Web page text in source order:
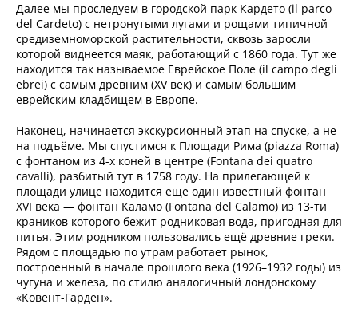
Далее мы проследуем в городской парк Кардето (il parco
del Cardeto) с нетронутыми лугами и рощами типичной
средиземноморской растительности, сквозь заросли
которой виднеется маяк, работающий с 1860 года. Тут же
находится так называемое Еврейское Поле (il campo degli
ebrei) с самым древним (XV век) и самым большим
еврейским кладбищем в Европе.
Наконец, начинается экскурсионный этап на спуске, а не
на подъёме. Мы спустимся к Площади Рима (piazza Roma)
с фонтаном из 4-х коней в центре (Fontana dei quatro
cavalli), разбитый тут в 1758 году. На прилегающей к
площади улице находится еще один известный фонтан
XVI века — фонтан Каламо (Fontana del Calamo) из 13-ти
краников которого бежит родниковая вода, пригодная для
питья. Этим родником пользовались ещё древние греки.
Рядом с площадью по утрам работает рынок,
построенный в начале прошлого века (1926–1932 годы) из
чугуна и железа, по стилю аналогичный лондонскому
«Ковент-Гарден».